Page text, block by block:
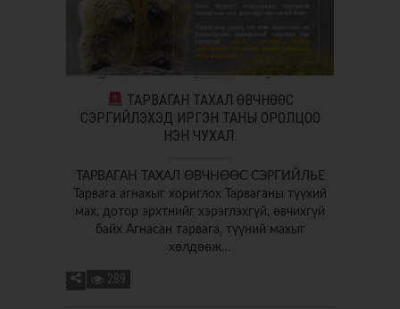
ТАРВАГАН ТАХАЛ ӨВЧНӨӨС
СЭРГИЙЛЭХЭД ИРГЭН ТАНЫ ОРОЛЦОО
НЭН ЧУХАЛ.
ТАРВАГАН ТАХАЛ ӨВЧНӨӨС СЭРГИЙЛЬЕ
Тарвага агнахыг хориглох Тарваганы түүхий
мах, дотор эрхтнийг хэрэглэхгүй, өвчихгүй
байх Агнасан тарвага, түүний махыг
хөлдөөж…
289